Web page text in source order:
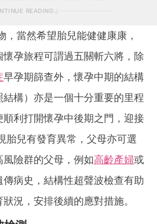
READING
，當然希望胎兒能健健康康，
孕旅程可謂過五關斬六將，除
早孕期篩查外，懷孕中期的結構
構）亦是一個十分重要的里程
利打開懷孕中後期之門，迎接
胎兒有發育異常，父母亦可選
險群的父母，例如高齡產婦或
病史，結構性超聲波檢查有助
況，安排後續的應對措施。